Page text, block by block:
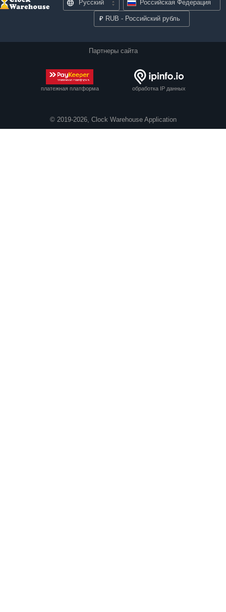
Русский Российская Федерация
₽ RUB - Российский рубль
Партнеры сайта
платежная платформа обработка IP данных
© 2019-2026, Clock Warehouse Application